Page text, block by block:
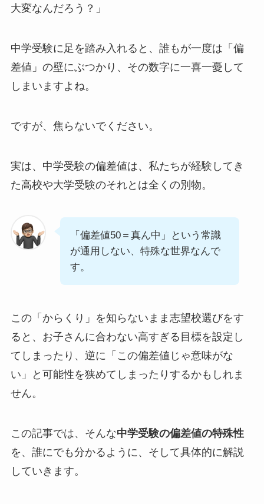
大変なんだろう？」
中学受験に足を踏み入れると、誰もが一度は「偏
差値」の壁にぶつかり、その数字に一喜一憂して
しまいますよね。
ですが、焦らないでください。
実は、中学受験の偏差値は、私たちが経験してき
た高校や大学受験のそれとは全くの別物。
「偏差値50＝真ん中」という常識
が通用しない、特殊な世界なんで
す。
この「からくり」を知らないまま志望校選びをす
ると、お子さんに合わない高すぎる目標を設定し
てしまったり、逆に「この偏差値じゃ意味がな
い」と可能性を狭めてしまったりするかもしれま
せん。
この記事では、そんな中学受験の偏差値の特殊性
を、誰にでも分かるように、そして具体的に解説
していきます。